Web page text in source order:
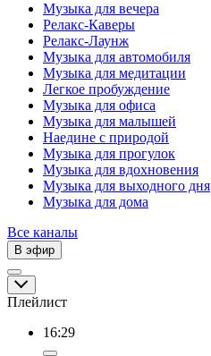
Музыка для вечера
Релакс-Каверы
Релакс-Лаунж
Музыка для автомобиля
Музыка для медитации
Легкое пробуждение
Музыка для офиса
Музыка для малышей
Наедине с природой
Музыка для прогулок
Музыка для вдохновения
Музыка для выходного дня
Музыка для дома
Все каналы
В эфир
Плейлист
16:29